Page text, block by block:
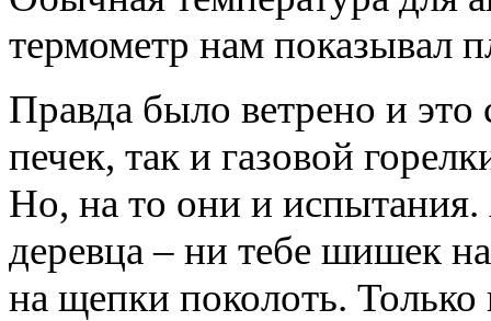
термометр нам показывал
Правда было ветрено и это
печек, так и газовой
Но, на то они и
деревца – ни тебе шишек
на щепки поколоть.